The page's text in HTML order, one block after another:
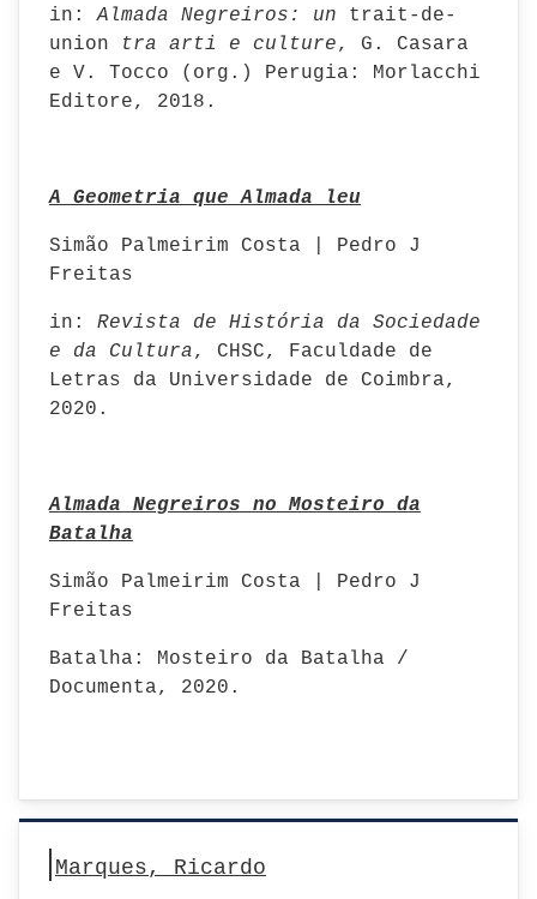
in:Almada Negreiros: un trait-de-
union
tra arti e culture, G. Casara
e V. Tocco (org.) Perugia: Morlacchi
Editore, 2018.
A Geometria que Almada leu
Simão Palmeirim Costa | Pedro J
Freitas
in: Revista de História da Sociedade
e da Cultura, CHSC, Faculdade de
Letras da Universidade de Coimbra,
2020.
Almada Negreiros no Mosteiro da
Batalha
Simão Palmeirim Costa | Pedro J
Freitas
Batalha: Mosteiro da Batalha /
Documenta, 2020.
Marques, Ricardo